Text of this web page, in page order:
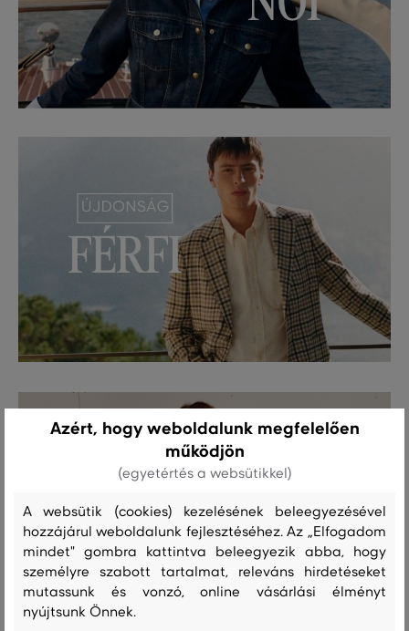
Azért, hogy weboldalunk megfelelően
működjön
(egyetértés a websütikkel)
A websütik (cookies) kezelésének beleegyezésével
hozzájárul weboldalunk fejlesztéséhez. Az „Elfogadom
mindet" gombra kattintva beleegyezik abba, hogy
személyre szabott tartalmat, releváns hirdetéseket
mutassunk és vonzó, online vásárlási élményt
nyújtsunk Önnek.